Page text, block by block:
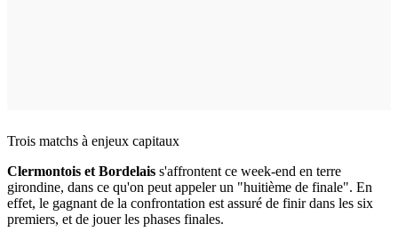
Trois matchs à enjeux capitaux
Clermontois et Bordelais s'affrontent ce week-end en terre
girondine, dans ce qu'on peut appeler un "huitième de finale". En
effet, le gagnant de la confrontation est assuré de finir dans les six
premiers, et de jouer les phases finales.